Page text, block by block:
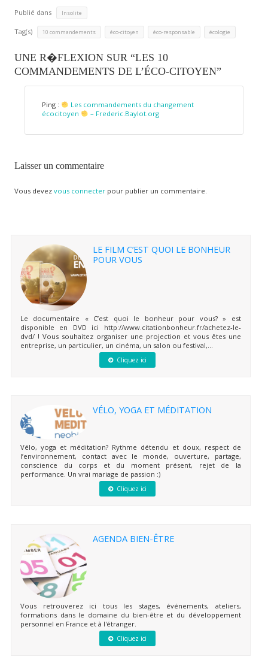
Publié dans Insolite
Tag(s) 10 commandements éco-citoyen éco-responsable écologie
UNE R�FLEXION SUR “LES 10
COMMANDEMENTS DE L’ÉCO-CITOYEN”
Ping :
Les commandements du changement
écocitoyen
– Frederic.Baylot.org
Laisser un commentaire
Vous devez vous connecterpour publier un commentaire.
LE FILM C’EST QUOI LE BONHEUR
POUR VOUS
Le documentaire « C’est quoi le bonheur pour vous? » est
disponible en DVD ici http://www.citationbonheur.fr/achetez-le-
dvd/ ! Vous souhaitez organiser une projection et vous êtes une
entreprise, un particulier, un cinéma, un salon ou festival,...
Cliquez ici
VÉLO, YOGA ET MÉDITATION
Vélo, yoga et méditation? Rythme détendu et doux, respect de
l’environnement, contact avec le monde, ouverture, partage,
conscience du corps et du moment présent, rejet de la
performance. Un vrai mariage de passion :)
Cliquez ici
AGENDA BIEN-ÊTRE
Vous retrouverez ici tous les stages, événements, ateliers,
formations dans le domaine du bien-être et du développement
personnel en France et à l'étranger.
Cliquez ici